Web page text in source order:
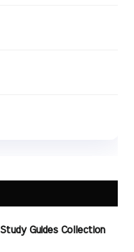
Guides Collection